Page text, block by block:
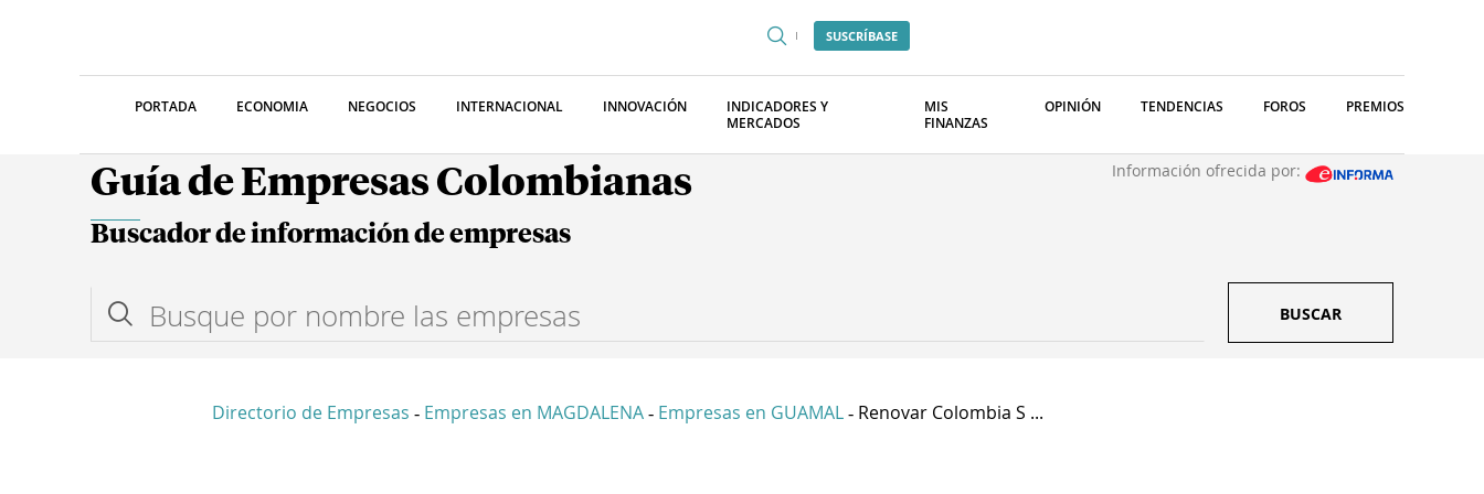
SUSCRÍBASE
PORTADA ECONOMIA NEGOCIOS INTERNACIONAL INNOVACIÓN
INDICADORES Y
MERCADOS
MIS
FINANZAS
OPINIÓN TENDENCIAS FOROS PREMIOS
Guía de Empresas Colombianas Información ofrecida por:
Buscador de información de empresas
BUSCAR
Directorio de Empresas - Empresas en MAGDALENA - Empresas en GUAMAL - Renovar Colombia S ...